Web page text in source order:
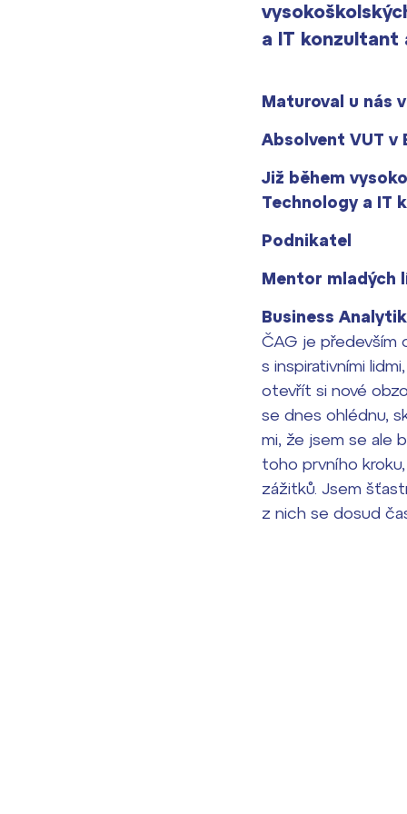
a IT konzultant
Maturoval u nás
Absolvent VUT v
Již během
Technology a IT
Podnikatel
Mentor mladých
Business
ČAG je především
s inspirativními
otevřít si nové
se dnes ohlédnu,
mi, že jsem se ale
toho prvního
zážitků. Jsem
z nich se dosud